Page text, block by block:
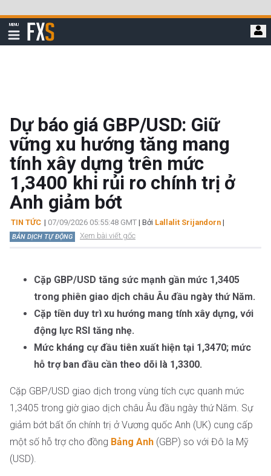
qua
đi
MENU
Hiển
thị
FXStreet
Dự báo giá GBP/USD: Giữ
vững xu hướng tăng mang
tính xây dựng trên mức
1,3400 khi rủi ro chính trị ở
Anh giảm bớt
TIN TỨC | 07/09/2026 05:55:48 GMT | Bởi Lallalit Srijandorn |
BẢN DỊCH TỰ ĐỘNG Xem bài viết gốc
Cặp GBP/USD tăng sức mạnh gần mức 1,3405
trong phiên giao dịch châu Âu đầu ngày thứ Năm.
Cặp tiền duy trì xu hướng mang tính xây dựng, với
động lực RSI tăng nhẹ.
Mức kháng cự đầu tiên xuất hiện tại 1,3470; mức
hỗ trợ ban đầu cần theo dõi là 1,3300.
Cặp GBP/USD giao dịch trong vùng tích cực quanh mức
1,3405 trong giờ giao dịch châu Âu đầu ngày thứ Năm. Sự
giảm bớt bất ổn chính trị ở Vương quốc Anh (UK) cung cấp
một số hỗ trợ cho đồng Bảng Anh (GBP) so với Đô la Mỹ
(USD).